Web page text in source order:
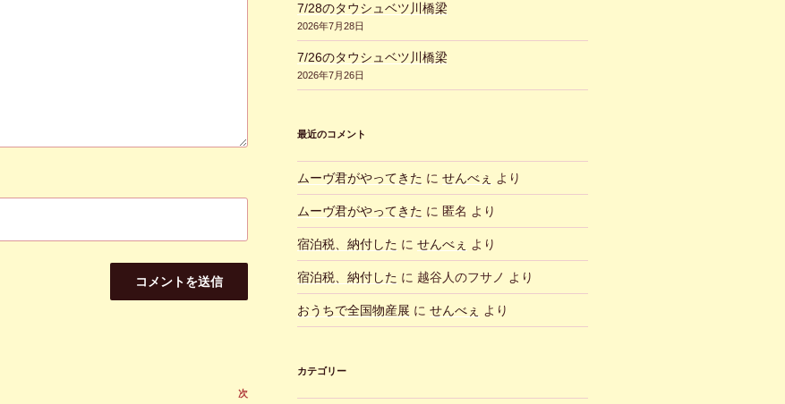
次
次
7/28のタウシュベツ川橋梁
2026年7月28日
7/26のタウシュベツ川橋梁
2026年7月26日
最近のコメント
ムーヴ君がやってきた に せんべぇ より
ムーヴ君がやってきた に 匿名 より
宿泊税、納付した に せんべぇ より
宿泊税、納付した に 越谷人のフサノ より
おうちで全国物産展 に せんべぇ より
カテゴリー